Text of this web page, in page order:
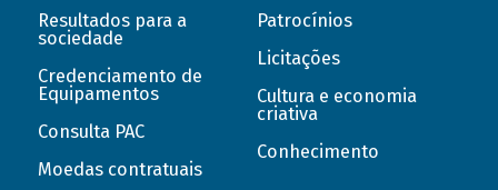
Resultados para a
sociedade
Credenciamento de
Equipamentos
Consulta PAC
Moedas contratuais
Patrocínios
Licitações
Cultura e economia
criativa
Conhecimento